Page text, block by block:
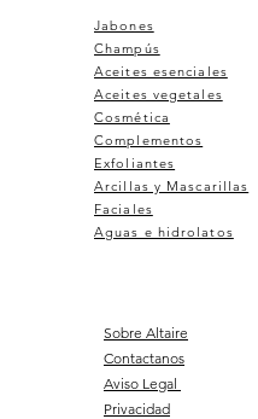
Jabones
Champús
Aceites esenciales
Aceites vegetales
Cosmética
Complementos
Exfoliantes
Arcillas y Mascarillas
Faciales
Aguas e hidrolatos
Sobre Altaire
Contactanos
Aviso Legal
Privacidad